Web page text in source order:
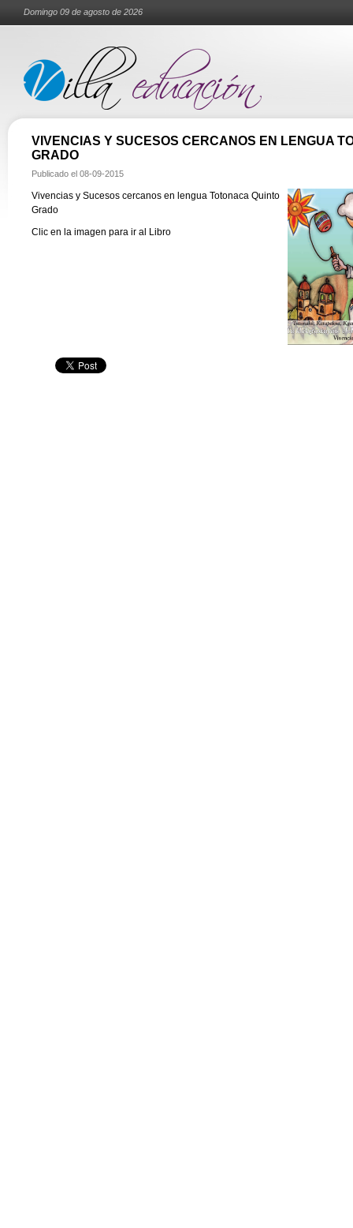
Domingo 09 de agosto de 2026
VIVENCIAS Y SUCESOS CERCANOS EN LENGUA
GRADO
Publicado el 08-09-2015
Vivencias y Sucesos cercanos en lengua Totonaca Quinto
Grado
Clic en la imagen para ir al Libro